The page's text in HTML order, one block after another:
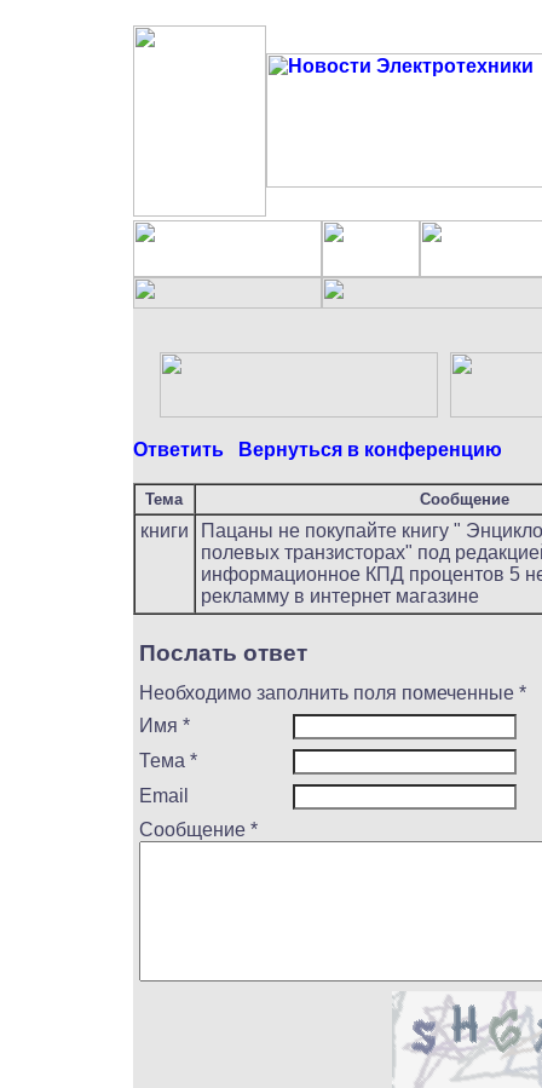
Ответить Вернуться в конференцию
Тема Сообщение
книги
Пацаны не покупайте книгу "
полевых транзисторах" под
информационное КПД процентов 5
рекламму в интернет магазине
Послать ответ
Необходимо заполнить поля помеченные *
Имя *
Тема *
Email
Сообщение *